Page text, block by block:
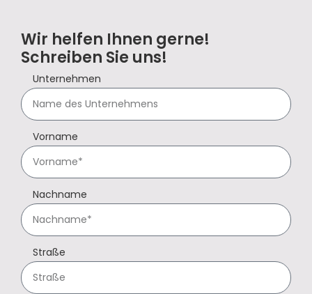
Wir helfen Ihnen gerne!
Schreiben Sie uns!
Unternehmen
Vorname
Nachname
Straße